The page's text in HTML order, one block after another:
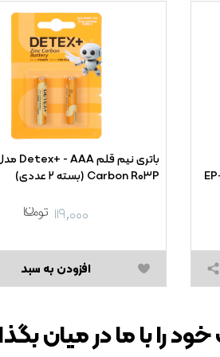
Carbon R۰۳P (بسته ۲ عددی)
۱۱۹,۰۰۰
افزودن به سبد
را با ما در میان